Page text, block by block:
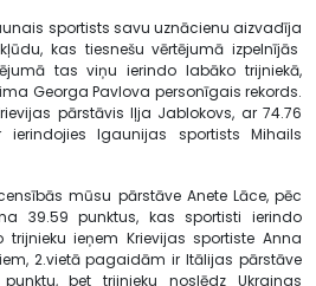
sportists savu uznācienu aizvadīja
kas tiesnešu vērtējumā izpelnījās
tas viņu ierindo labāko trijniekā,
Georga Pavlova personīgais rekords.
pārstāvis Iļja Jablokovs, ar 74.76
ierindojies Igaunijas sportists Mihails
mūsu pārstāve Anete Lāce, pēc
39.59 punktus, kas sportisti ierindo
trijnieku ieņem Krievijas sportiste Anna
2.vietā pagaidām ir Itālijas pārstāve
bet trijnieku noslēdz Ukrainas